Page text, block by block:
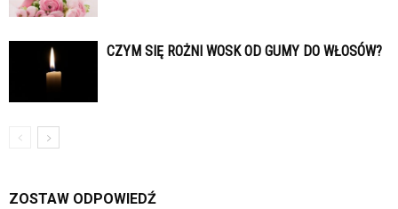
CZYM SIĘ ROŻNI WOSK OD GUMY DO WŁOSÓW?
ZOSTAW ODPOWIEDŹ